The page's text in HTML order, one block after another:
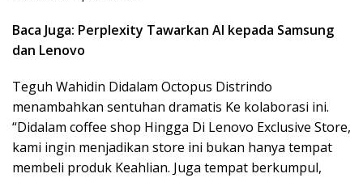
Baca Juga: Perplexity Tawarkan AI kepada Samsung
dan Lenovo
Teguh Wahidin Didalam Octopus Distrindo
menambahkan sentuhan dramatis Ke kolaborasi ini.
“Didalam coffee shop Hingga Di Lenovo Exclusive Store,
kami ingin menjadikan store ini bukan hanya tempat
membeli produk Keahlian. Juga tempat berkumpul,